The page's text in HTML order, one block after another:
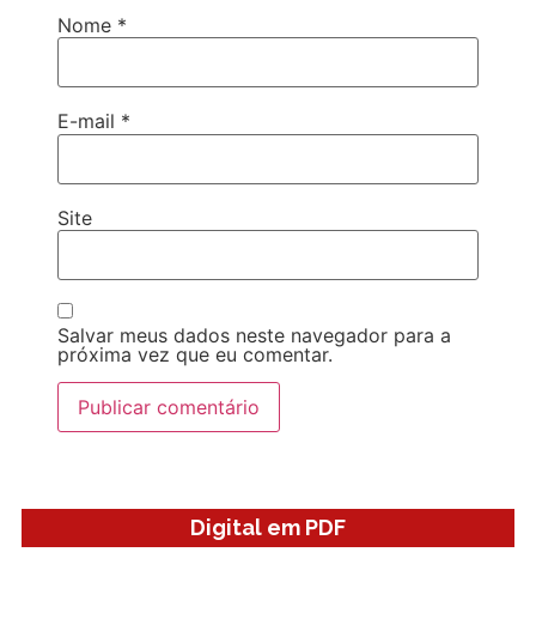
Nome *
E-mail *
Site
Salvar meus dados neste navegador para a
próxima vez que eu comentar.
Digital em PDF